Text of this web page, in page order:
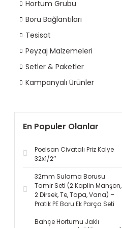
Hortum Grubu
Boru Bağlantıları
Tesisat
Peyzaj Malzemeleri
Setler & Paketler
Kampanyalı Ürünler
En Populer Olanlar
Poelsan Civatalı Priz Kolye
32x1/2’’
32mm Sulama Borusu
Tamir Seti (2 Kaplin Manşon,
2 Dirsek, Te, Tapa, Vana) –
Pratik PE Boru Ek Parça Seti
Bahçe Hortumu Jaklı